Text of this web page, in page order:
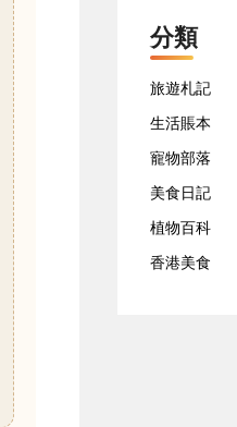
分類
旅遊札記
生活賬本
寵物部落
美食日記
植物百科
香港美食